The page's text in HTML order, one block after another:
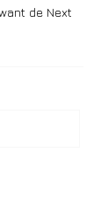
de Next